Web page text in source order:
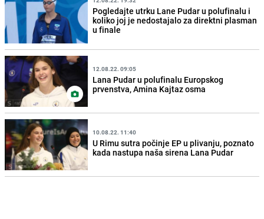
Pogledajte utrku Lane Pudar u polufinalu i
koliko joj je nedostajalo za direktni plasman
u finale
12.08.22. 09:05
Lana Pudar u polufinalu Europskog
prvenstva, Amina Kajtaz osma
10.08.22. 11:40
U Rimu sutra počinje EP u plivanju, poznato
kada nastupa naša sirena Lana Pudar